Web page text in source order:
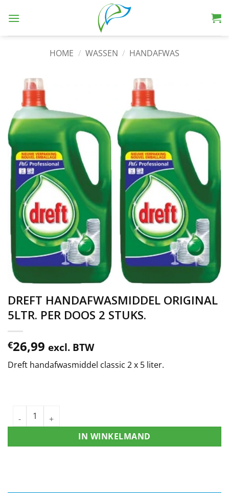
HOME / WASSEN / HANDAFWAS
DREFT HANDAFWASMIDDEL ORIGINAL
5LTR. PER DOOS 2 STUKS.
€26,99 excl. BTW
Dreft handafwasmiddel classic 2 x 5 liter.
IN WINKELMAND